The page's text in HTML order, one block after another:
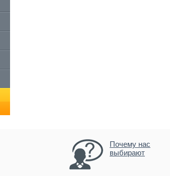
Почему нас
выбирают